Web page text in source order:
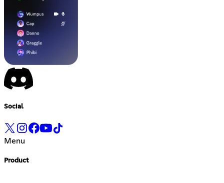
Social
Menu
Product